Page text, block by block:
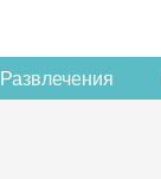
Развлечения